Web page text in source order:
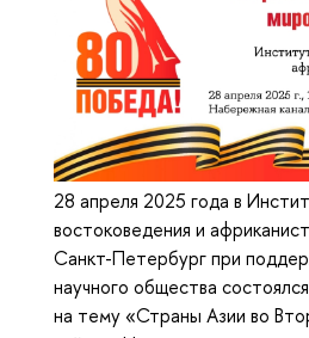
28 апреля 2025 года в
востоковедения и
Санкт-Петербург при
научного общества
на тему «Страны Азии во